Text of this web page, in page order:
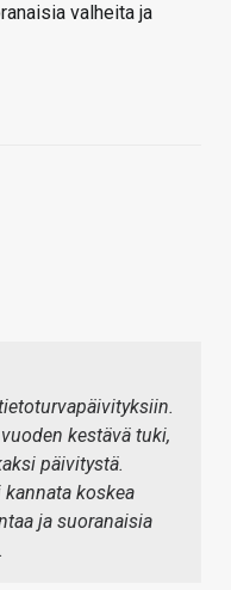
valheita ja
kestävä tuki,
päivitystä.
koskea
ja suoranaisia